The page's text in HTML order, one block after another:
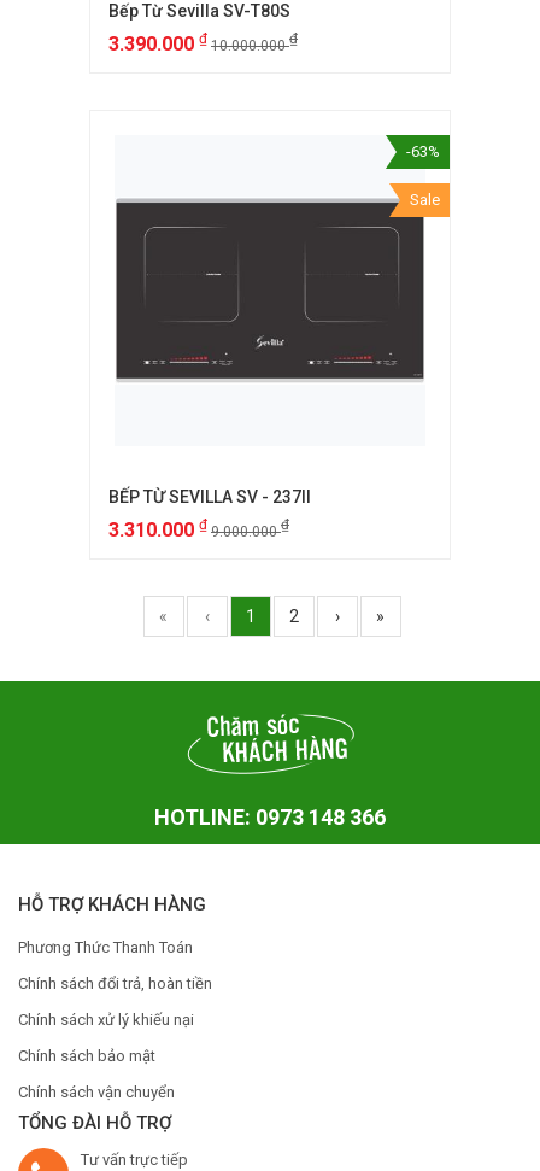
Bếp Từ Sevilla SV-T80S
3.390.000 ₫ 10.000.000₫
-63%
Sale
BẾP TỪ SEVILLA SV - 237II
3.310.000 ₫ 9.000.000₫
« ‹ 1 2 › »
HOTLINE: 0973 148 366
HỖ TRỢ KHÁCH HÀNG
Phương Thức Thanh Toán
Chính sách đổi trả, hoàn tiền
Chính sách xử lý khiếu nại
Chính sách bảo mật
Chính sách vận chuyển
TỔNG ĐÀI HỖ TRỢ
Tư vấn trực tiếp